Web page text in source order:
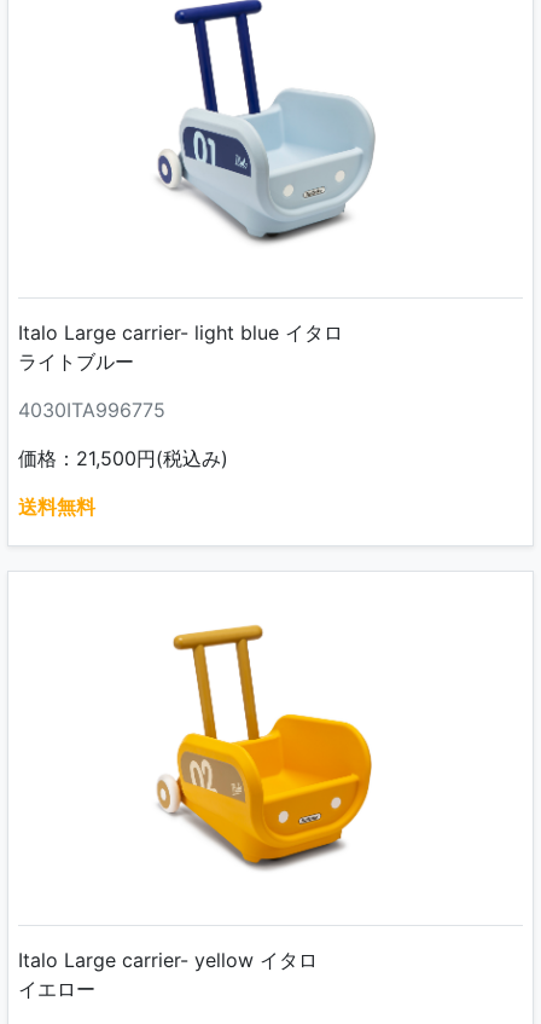
Italo Large carrier- light blue イタロ
ライトブルー
4030ITA996775
価格：21,500円(税込み)
送料無料
Italo Large carrier- yellow イタロ
イエロー